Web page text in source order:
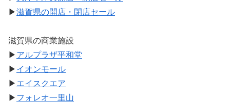
▶滋賀県の開店・閉店セール
滋賀県の商業施設
▶ アルプラザ平和堂
▶ イオンモール
▶ エイスクエア
▶ フォレオ一里山